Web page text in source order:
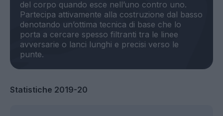
del corpo quando esce nell’uno contro uno.
Partecipa attivamente alla costruzione dal basso
denotando un’ottima tecnica di base che lo
porta a cercare spesso filtranti tra le linee
avversarie o lanci lunghi e precisi verso le
Statistiche 2019-20